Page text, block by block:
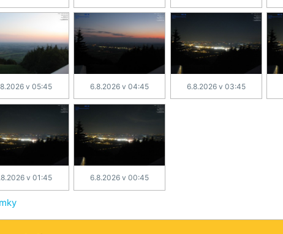
v 05:45 6.8.2026 v 04:45 6.8.2026 v 03:45
v 01:45 6.8.2026 v 00:45